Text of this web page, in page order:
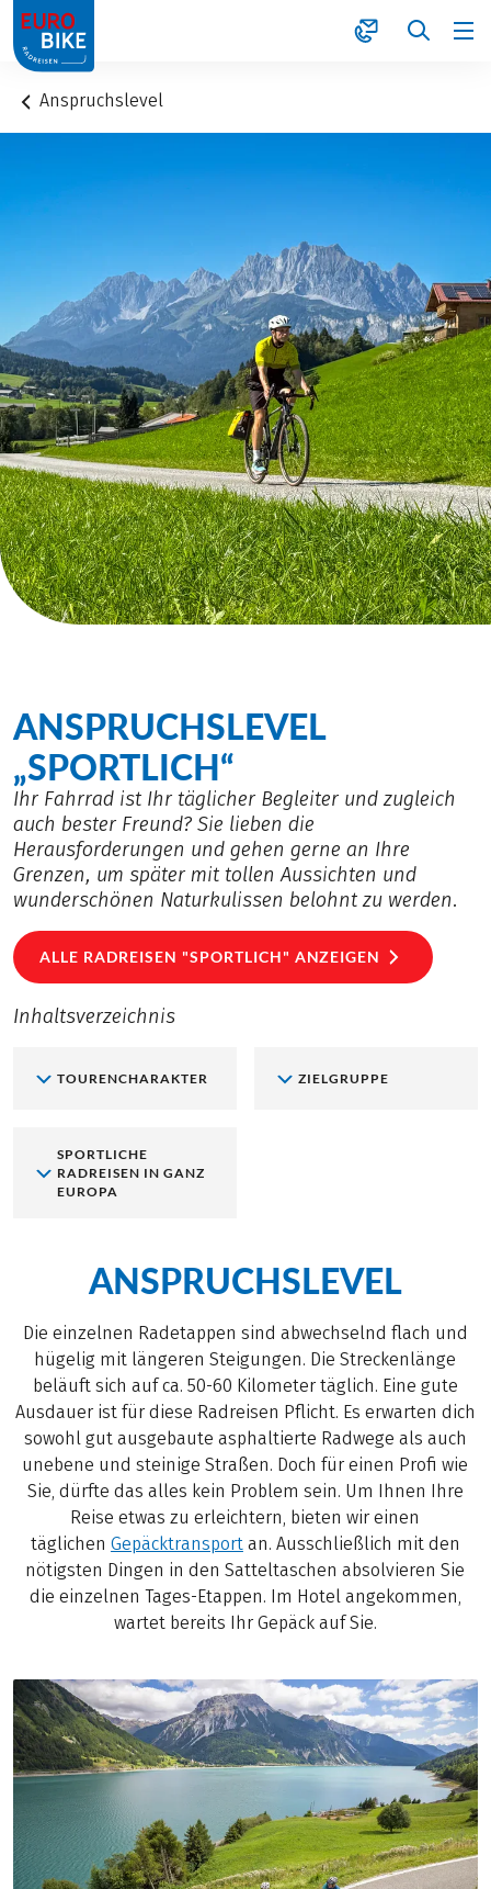
1
Anspruchslevel
ANSPRUCHSLEVEL
„SPORTLICH“
Ihr Fahrrad ist Ihr täglicher Begleiter und zugleich
auch bester Freund? Sie lieben die
Herausforderungen und gehen gerne an Ihre
Grenzen, um später mit tollen Aussichten und
wunderschönen Naturkulissen belohnt zu werden.
ALLE RADREISEN "SPORTLICH" ANZEIGEN
Inhaltsverzeichnis
TOURENCHARAKTER ZIELGRUPPE
SPORTLICHE
RADREISEN IN GANZ
EUROPA
ANSPRUCHSLEVEL
Die einzelnen Radetappen sind abwechselnd flach und
hügelig mit längeren Steigungen. Die Streckenlänge
beläuft sich auf ca. 50-60 Kilometer täglich. Eine gute
Ausdauer ist für diese Radreisen Pflicht. Es erwarten dich
sowohl gut ausgebaute asphaltierte Radwege als auch
unebene und steinige Straßen. Doch für einen Profi wie
Sie, dürfte das alles kein Problem sein. Um Ihnen Ihre
Reise etwas zu erleichtern, bieten wir einen
täglichen Gepäcktransportan. Ausschließlich mit den
nötigsten Dingen in den Satteltaschen absolvieren Sie
die einzelnen Tages-Etappen. Im Hotel angekommen,
wartet bereits Ihr Gepäck auf Sie.